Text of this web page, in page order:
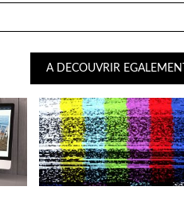
A DECOUVRIR EGALEMENT